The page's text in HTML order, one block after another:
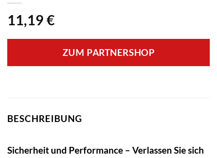
11,19 €
ZUM PARTNERSHOP
BESCHREIBUNG
Sicherheit und Performance – Verlassen Sie sich